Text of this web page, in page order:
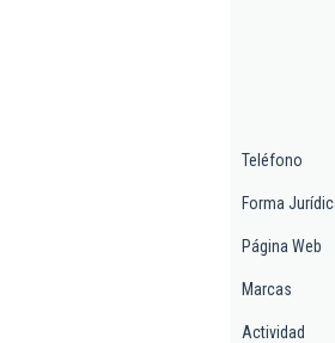
Teléfono
Forma
Página Web
Marcas
Actividad